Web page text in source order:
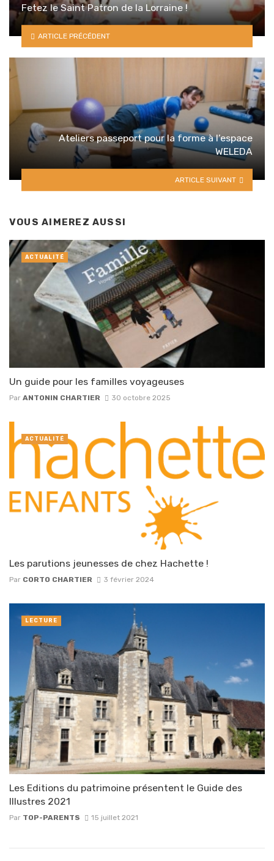
Fetez le Saint Patron de la Lorraine !
ARTICLE PRÉCÉDENT
Ateliers passeport pour la forme à l’espace
WELEDA
ARTICLE SUIVANT
VOUS AIMEREZ AUSSI
Un guide pour les familles voyageuses
Par ANTONIN CHARTIER 30 octobre 2025
ACTUALITÉ
Les parutions jeunesses de chez Hachette !
Par CORTO CHARTIER 3 février 2024
ACTUALITÉ
Les Editions du patrimoine présentent le Guide des
Illustres 2021
Par TOP-PARENTS 15 juillet 2021
LECTURE